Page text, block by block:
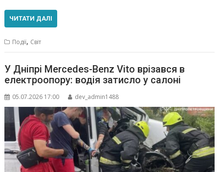
ЧИТАТИ ДАЛІ
Події, Світ
У Дніпрі Mercedes-Benz Vito врізався в
електроопору: водія затисло у салоні
05.07.2026 17:00 dev_admin1488